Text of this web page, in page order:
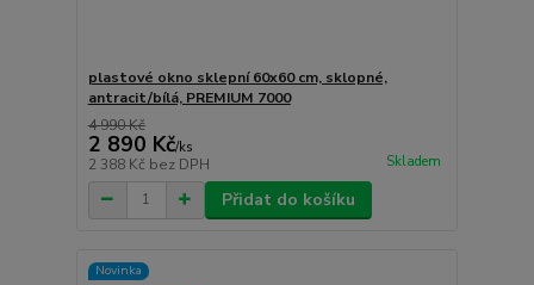
plastové okno sklepní 60x60 cm, sklopné,
antracit/bílá, PREMIUM 7000
4 990 Kč
2 890 Kč/ks
2 388 Kč bez DPH Skladem
Přidat do košíku
Novinka